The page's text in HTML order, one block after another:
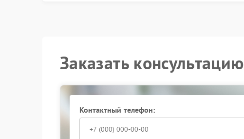
Заказать консультацию
Контактный телефон: